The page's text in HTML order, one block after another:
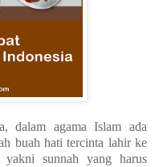
dalam agama Islam ada
buah hati tercinta lahir ke
yakni sunnah yang harus